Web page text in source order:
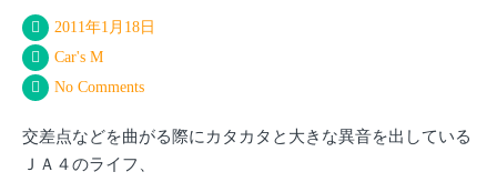
2011年1月18日
Car's M
No Comments
交差点などを曲がる際にカタカタと大きな異音を出している
ＪＡ４のライフ、